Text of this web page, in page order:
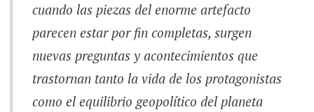
cuando las piezas del enorme artefacto
parecen estar por fin completas, surgen
nuevas preguntas y acontecimientos que
trastornan tanto la vida de los protagonistas
como el equilibrio geopolítico del planeta